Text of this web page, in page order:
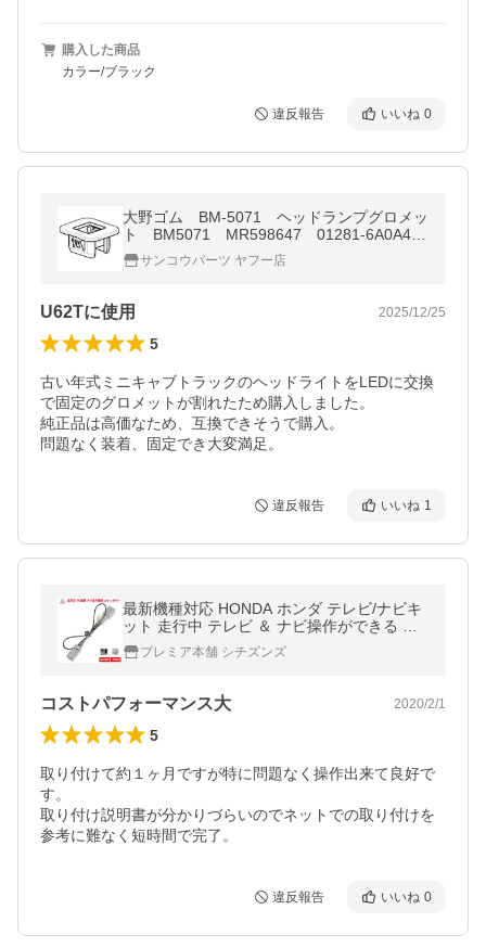
購入した商品
カラー/ブラック
違反報告 いいね 0
大野ゴム BM-5071 ヘッドランプグロメッ
ト BM5071 MR598647 01281-6A0A4
U61Tサンコウパーツ ヤフー店
U62Tに使用 2025/12/25
5
古い年式ミニキャブトラックのヘッドライトをLEDに交換
で固定のグロメットが割れたため購入しました。
純正品は高価なため、互換できそうで購入。
問題なく装着、固定でき大変満足。
違反報告 いいね 1
最新機種対応 HONDA ホンダ テレビ/ナビキ
ット 走行中 テレビ ＆ ナビ操作ができる Gat
hers ギャザズ テレビキット 1年保証 取説付
TV DVD キャンセラー
プレミア本舗 シチズンズ
コストパフォーマンス大 2020/2/1
5
取り付けて約１ヶ月ですが特に問題なく操作出来て良好で
す。
取り付け説明書が分かりづらいのでネットでの取り付けを
参考に難なく短時間で完了。
違反報告 いいね 0